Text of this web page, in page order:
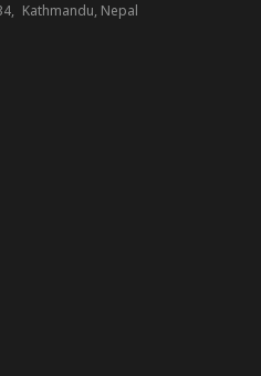
Kathmandu, Nepal